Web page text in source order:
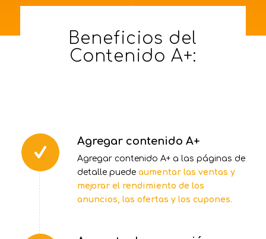
Beneficios del
Contenido A+:
Agregar contenido A+
Agregar contenido A+ a las páginas de
detalle puede aumentar las ventas y
mejorar el rendimiento de los
anuncios, las ofertas y los cupones.